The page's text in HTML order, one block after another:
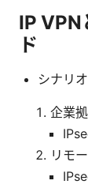
IP VPN
ド
シナリ
企業
リモ